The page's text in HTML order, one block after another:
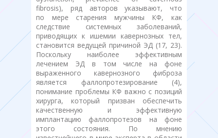
fibrosis), ряд авторов указывают, что
по мере старения мужчины КФ, как
следствие системных заболеваний,
приводящих к ишемии кавернозных тел,
становится ведущей причиной ЭД (17, 23).
Поскольку наиболее эффективным
лечением ЭД в том числе на фоне
выраженного кавернозного фиброза
является фаллопротезирование (4),
понимание проблемы КФ важно с позиций
хирурга, который призван обеспечить
качественную и эффективную
имплантацию фаллопротезов на фоне
этого состояния. По мнению